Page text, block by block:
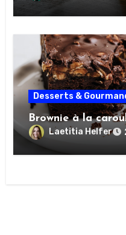
Desserts &
Brownie à la
Laetitia Helfer